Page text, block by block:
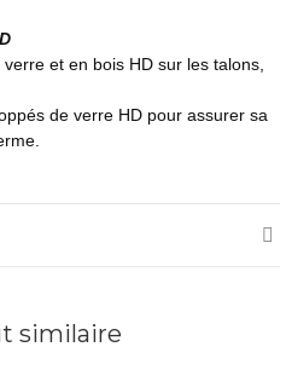
et en bois HD sur les talons,
de verre HD pour assurer sa
similaire